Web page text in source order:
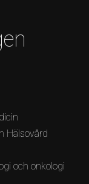
Hälsovård
och onkologi